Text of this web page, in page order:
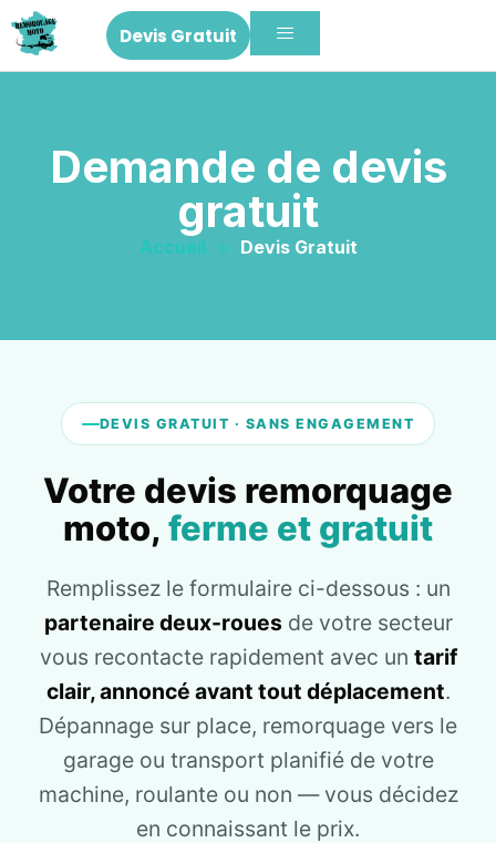
Devis Gratuit
Demande de devis
gratuit
Accueil » Devis Gratuit
DEVIS GRATUIT · SANS ENGAGEMENT
Votre devis remorquage
moto, ferme et gratuit
Remplissez le formulaire ci-dessous : un
partenaire deux-rouesde votre secteur
vous recontacte rapidement avec un tarif
clair, annoncé avant tout déplacement.
Dépannage sur place, remorquage vers le
garage ou transport planifié de votre
machine, roulante ou non — vous décidez
en connaissant le prix.